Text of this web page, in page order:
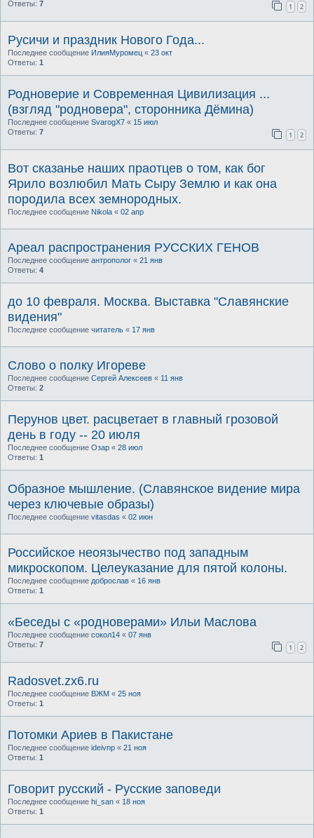
Ответы: 7 1 2
Русичи и праздник Нового Года...
Последнее сообщение ИлияМуромец « 23 окт
Ответы: 1
Родноверие и Современная Цивилизация ...
(взгляд "родновера", сторонника Дёмина)
Последнее сообщение SvarogX7 « 15 июл
Ответы: 7 1 2
Вот сказанье наших праотцев о том, как бог
Ярило возлюбил Мать Сыру Землю и как она
породила всех земнородных.
Последнее сообщение Nikola « 02 апр
Ареал распространения РУССКИХ ГЕНОВ
Последнее сообщение антрополог « 21 янв
Ответы: 4
до 10 февраля. Москва. Выставка "Славянские
видения"
Последнее сообщение читатель « 17 янв
Слово о полку Игореве
Последнее сообщение Сергей Алексеев « 11 янв
Ответы: 2
Перунов цвет. расцветает в главный грозовой
день в году -- 20 июля
Последнее сообщение Озар « 28 июл
Ответы: 1
Образное мышление. (Славянское видение мира
через ключевые образы)
Последнее сообщение vitasdas « 02 июн
Российское неоязычество под западным
микроскопом. Целеуказание для пятой колоны.
Последнее сообщение доброслав « 16 янв
Ответы: 1
«Беседы с «родноверами» Ильи Маслова
Последнее сообщение сокол14 « 07 янв
Ответы: 7 1 2
Radosvet.zx6.ru
Последнее сообщение ВЖМ « 25 ноя
Ответы: 1
Потомки Ариев в Пакистане
Последнее сообщение ideivnp « 21 ноя
Ответы: 1
Говорит русский - Русские заповеди
Последнее сообщение hi_san « 18 ноя
Ответы: 1